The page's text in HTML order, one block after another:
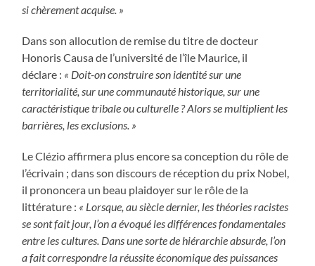
si chèrement acquise. »
Dans son allocution de remise du titre de docteur
Honoris Causa de l’université de l’île Maurice, il
déclare : « Doit-on construire son identité sur une
territorialité, sur une communauté historique, sur une
caractéristique tribale ou culturelle ? Alors se multiplient les
barrières, les exclusions. »
Le Clézio affirmera plus encore sa conception du rôle de
l’écrivain ; dans son discours de réception du prix Nobel,
il prononcera un beau plaidoyer sur le rôle de la
littérature : « Lorsque, au siècle dernier, les théories racistes
se sont fait jour, l’on a évoqué les différences fondamentales
entre les cultures. Dans une sorte de hiérarchie absurde, l’on
a fait correspondre la réussite économique des puissances